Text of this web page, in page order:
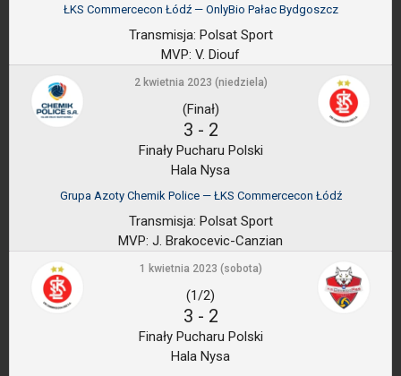
ŁKS Commercecon Łódź — OnlyBio Pałac Bydgoszcz
Transmisja: Polsat Sport
MVP: V. Diouf
2 kwietnia 2023 (niedziela)
(Finał)
3 - 2
Finały Pucharu Polski
Hala Nysa
Grupa Azoty Chemik Police — ŁKS Commercecon Łódź
Transmisja: Polsat Sport
MVP: J. Brakocevic-Canzian
1 kwietnia 2023 (sobota)
(1/2)
3 - 2
Finały Pucharu Polski
Hala Nysa